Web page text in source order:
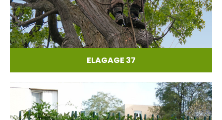
ELAGAGE 37